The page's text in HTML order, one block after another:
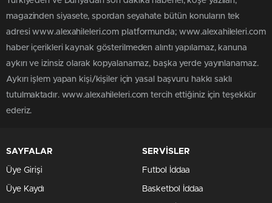
magazinden siyasete, spordan seyahate bütün konuların tek
adresi www.alexahileleri.com platformunda; www.alexahileleri.com
haber içerikleri kaynak gösterilmeden alıntı yapılamaz, kanuna
aykırı ve izinsiz olarak kopyalanamaz, başka yerde yayınlanamaz.
Aykırı işlem yapan kişi/kişiler için yasal başvuru hakkı saklı
tutulmaktadır. www.alexahileleri.com tercih ettiğiniz için teşekkür
ederiz.
SAYFALAR
Üye Girişi
Üye Kaydı
SERVİSLER
Futbol İddaa
Basketbol İddaa